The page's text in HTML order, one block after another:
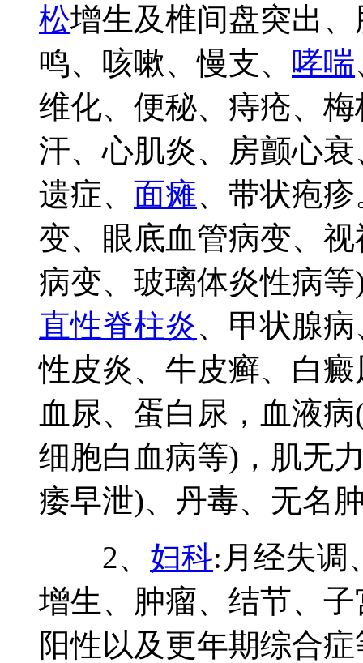
松增生及椎间盘突出
鸣、咳嗽、慢支、 哮喘
维化、便秘、痔疮、
汗、心肌炎、房颤心
遗症、 面瘫、带状疱
变、眼底血管病变、
病变、玻璃体炎性病
直性脊柱炎、甲状腺
性皮炎、牛皮癣、白
血尿、蛋白尿，血液
细胞白血病等)，肌无
痿早泄)、丹毒、无名
2、 妇科:月经失调
增生、肿瘤、结节、
阳性以及更年期综合